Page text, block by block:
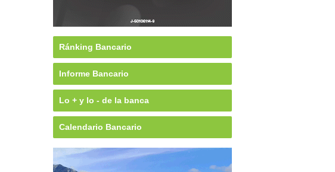
Ránking Bancario
Informe Bancario
Lo + y lo - de la banca
Calendario Bancario